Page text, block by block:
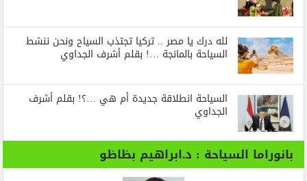
لله درك يا مصر .. تركيا تجتذب السياح ونحن ننشط
السياحة بالمانجة …! بقلم أشرف الجداوي
السياحة انطلاقة جديدة أم هي …؟! بقلم أشرف
الجداوي
بانوراما السياحة : د.ابراهيم بظاظو